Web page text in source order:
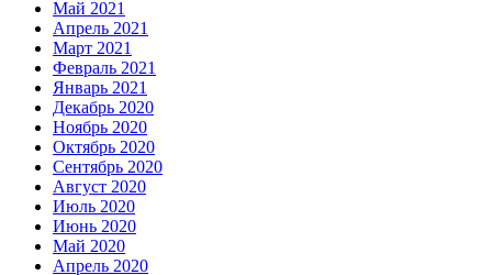
Май 2021
Апрель 2021
Март 2021
Февраль 2021
Январь 2021
Декабрь 2020
Ноябрь 2020
Октябрь 2020
Сентябрь 2020
Август 2020
Июль 2020
Июнь 2020
Май 2020
Апрель 2020